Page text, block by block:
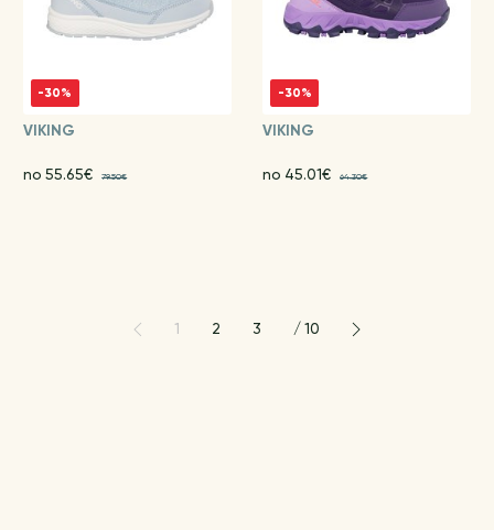
-30%
VIKING
no 55.65€ 79.50€
-30%
VIKING
no 45.01€ 64.30€
1 2 3 / 10